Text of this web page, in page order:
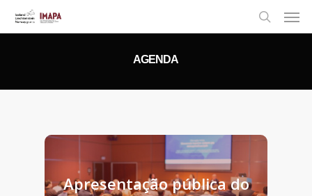
AGENDA
Apresentação pública do